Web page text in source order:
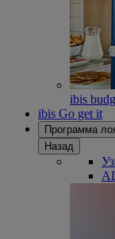
ibis
ibis Go get it
Программа
Назад